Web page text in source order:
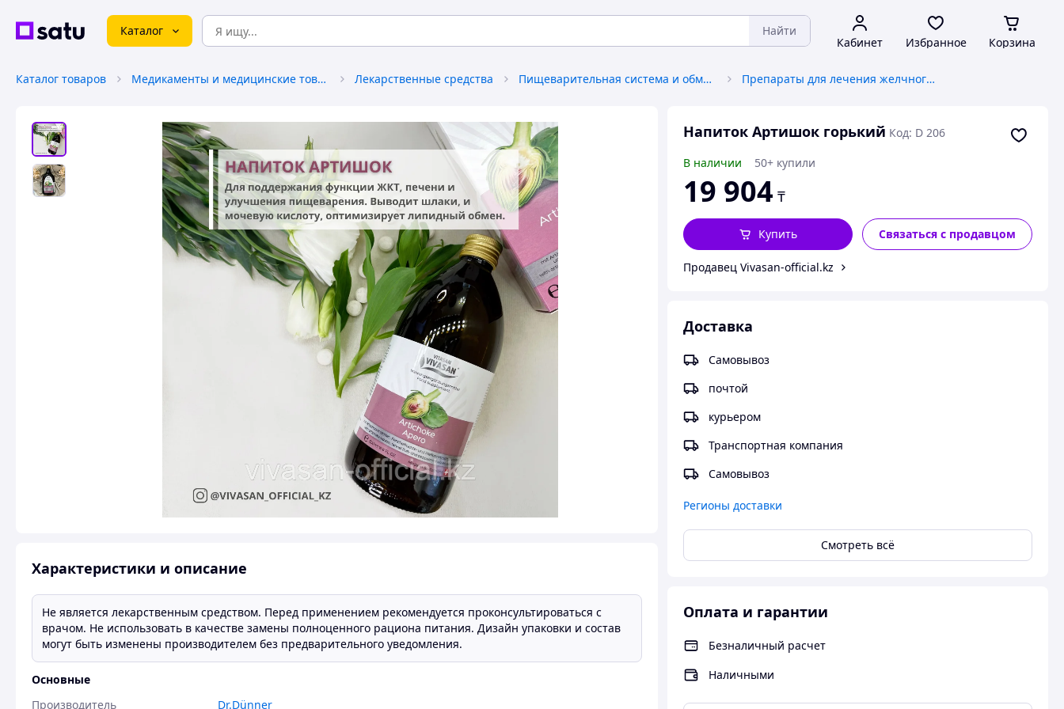
Каталог Найти
Кабинет Избранное Корзина
Каталог товаров Медикаменты и медицинские товары Лекарственные средства Пищеварительная система и обмен веществ Препараты для лечения желчного пузыря и печени
Напиток Артишок горький Код: D 206
В наличии
50+ купили
19 904 ₸
Купить Связаться с продавцом
Продавец Vivasan-official.kz
Доставка
Самовывоз
почтой
курьером
Транспортная компания
Самовывоз
Регионы доставки
Смотреть всё
Оплата и гарантии
Безналичный расчет
Наличными
Характеристики и описание
Не является лекарственным средством. Перед применением рекомендуется проконсультироваться с
врачом. Не использовать в качестве замены полноценного рациона питания. Дизайн упаковки и состав
могут быть изменены производителем без предварительного уведомления.
Основные
Производитель
Dr.Dünner